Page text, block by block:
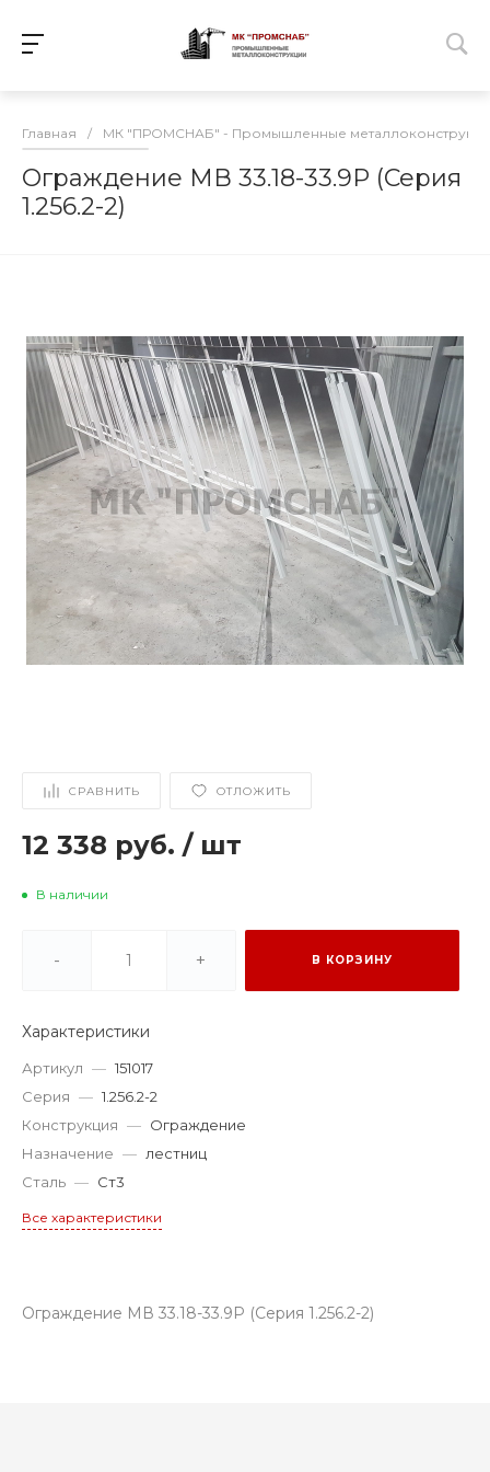
Главная / МК "ПРОМСНАБ" - Промышленные
Ограждение МВ 33.18-33.9Р (Серия
1.256.2-2)
СРАВНИТЬ ОТЛОЖИТЬ
12 338 руб. / шт
В наличии
- + В КОРЗИНУ
Характеристики
Артикул — 151017
Серия — 1.256.2-2
Конструкция — Ограждение
Назначение — лестниц
Сталь — Ст3
Все характеристики
Ограждение МВ 33.18-33.9Р (Серия 1.256.2-2)